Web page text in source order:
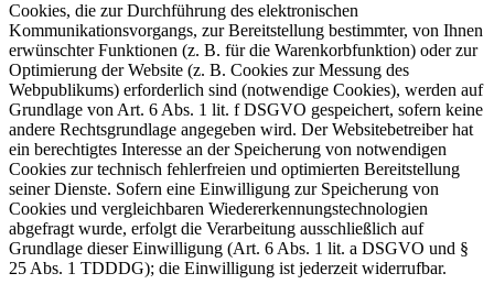
Cookies, die zur Durchführung des elektronischen
Kommunikationsvorgangs, zur Bereitstellung bestimmter, von Ihnen
erwünschter Funktionen (z. B. für die Warenkorbfunktion) oder zur
Optimierung der Website (z. B. Cookies zur Messung des
Webpublikums) erforderlich sind (notwendige Cookies), werden auf
Grundlage von Art. 6 Abs. 1 lit. f DSGVO gespeichert, sofern keine
andere Rechtsgrundlage angegeben wird. Der Websitebetreiber hat
ein berechtigtes Interesse an der Speicherung von notwendigen
Cookies zur technisch fehlerfreien und optimierten Bereitstellung
seiner Dienste. Sofern eine Einwilligung zur Speicherung von
Cookies und vergleichbaren Wiedererkennungstechnologien
abgefragt wurde, erfolgt die Verarbeitung ausschließlich auf
Grundlage dieser Einwilligung (Art. 6 Abs. 1 lit. a DSGVO und §
25 Abs. 1 TDDDG); die Einwilligung ist jederzeit widerrufbar.